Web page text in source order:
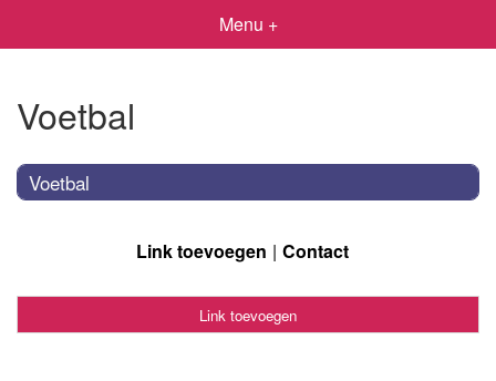
Menu +
Voetbal
Voetbal
Link toevoegen Contact
Link toevoegen